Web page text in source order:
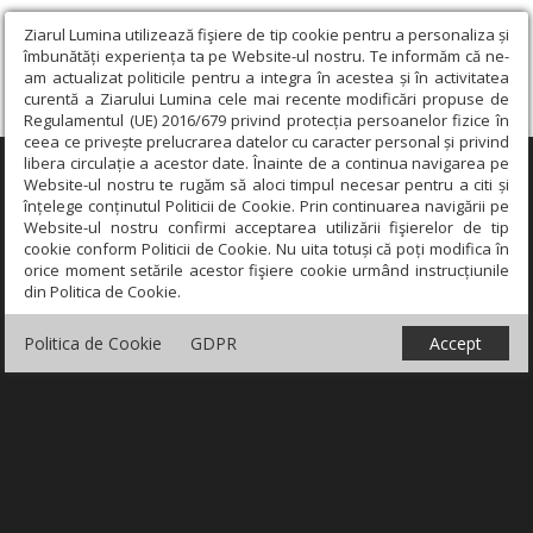
Ziarul Lumina utilizează fişiere de tip cookie pentru a personaliza și
îmbunătăți experiența ta pe Website-ul nostru. Te informăm că ne-
am actualizat politicile pentru a integra în acestea și în activitatea
curentă a Ziarului Lumina cele mai recente modificări propuse de
Regulamentul (UE) 2016/679 privind protecția persoanelor fizice în
ceea ce privește prelucrarea datelor cu caracter personal și privind
libera circulație a acestor date. Înainte de a continua navigarea pe
Website-ul nostru te rugăm să aloci timpul necesar pentru a citi și
înțelege conținutul Politicii de Cookie. Prin continuarea navigării pe
Website-ul nostru confirmi acceptarea utilizării fişierelor de tip
cookie conform Politicii de Cookie. Nu uita totuși că poți modifica în
orice moment setările acestor fişiere cookie urmând instrucțiunile
din Politica de Cookie.
Politica de Cookie GDPR Accept
×